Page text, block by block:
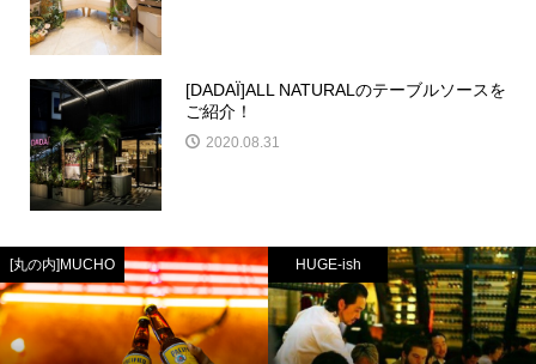
[DADAÏ]ALL NATURALのテーブルソースを
ご紹介！
2020.08.31
[丸の内]MUCHO HUGE-ish